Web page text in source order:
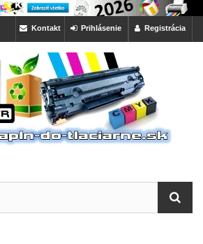
Registrácia
Prihlásenie
Kontakt